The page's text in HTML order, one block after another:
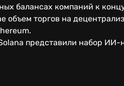
балансах компаний к
объем торгов на
представили набор ИИ-